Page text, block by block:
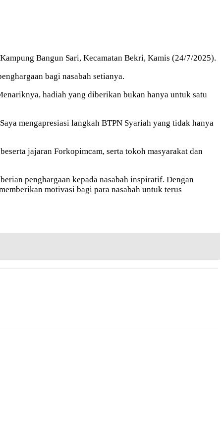
Bangun Sari, Kecamatan Bekri, Kamis (24/7/2025).
bagi nasabah setianya.
hadiah yang diberikan bukan hanya untuk satu
mengapresiasi langkah BTPN Syariah yang tidak hanya
jajaran Forkopimcam, serta tokoh masyarakat dan
penghargaan kepada nasabah inspiratif. Dengan
motivasi bagi para nasabah untuk terus